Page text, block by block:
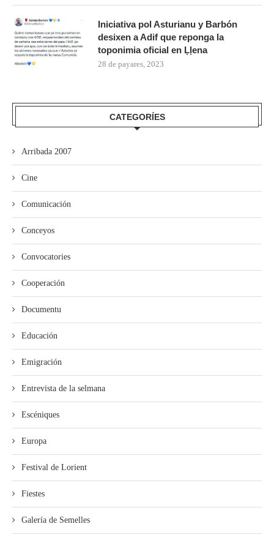
Iniciativa pol Asturianu y Barbón
desixen a Adif que reponga la
toponimia oficial en Ḷḷena
28 de payares, 2023
CATEGORÍES
Arribada 2007
Cine
Comunicación
Conceyos
Convocatories
Cooperación
Documentu
Educación
Emigración
Entrevista de la selmana
Escéniques
Europa
Festival de Lorient
Fiestes
Galería de Semelles